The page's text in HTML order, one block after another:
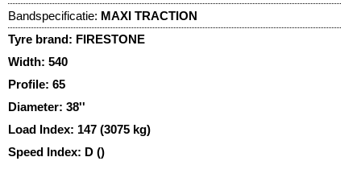
Bandspecificatie: MAXI TRACTION
Tyre brand: FIRESTONE
Width: 540
Profile: 65
Diameter: 38''
Load Index: 147 (3075 kg)
Speed Index: D ()